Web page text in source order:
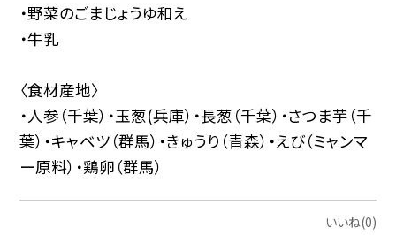
・野菜のごまじょうゆ和え
・牛乳
〈食材産地〉
・人参（千葉）・玉葱(兵庫）・長葱（千葉）・さつま芋（千
葉）・キャベツ（群馬）・きゅうり（青森）・えび（ミャンマ
ー原料）・鶏卵（群馬）
いいね(0)